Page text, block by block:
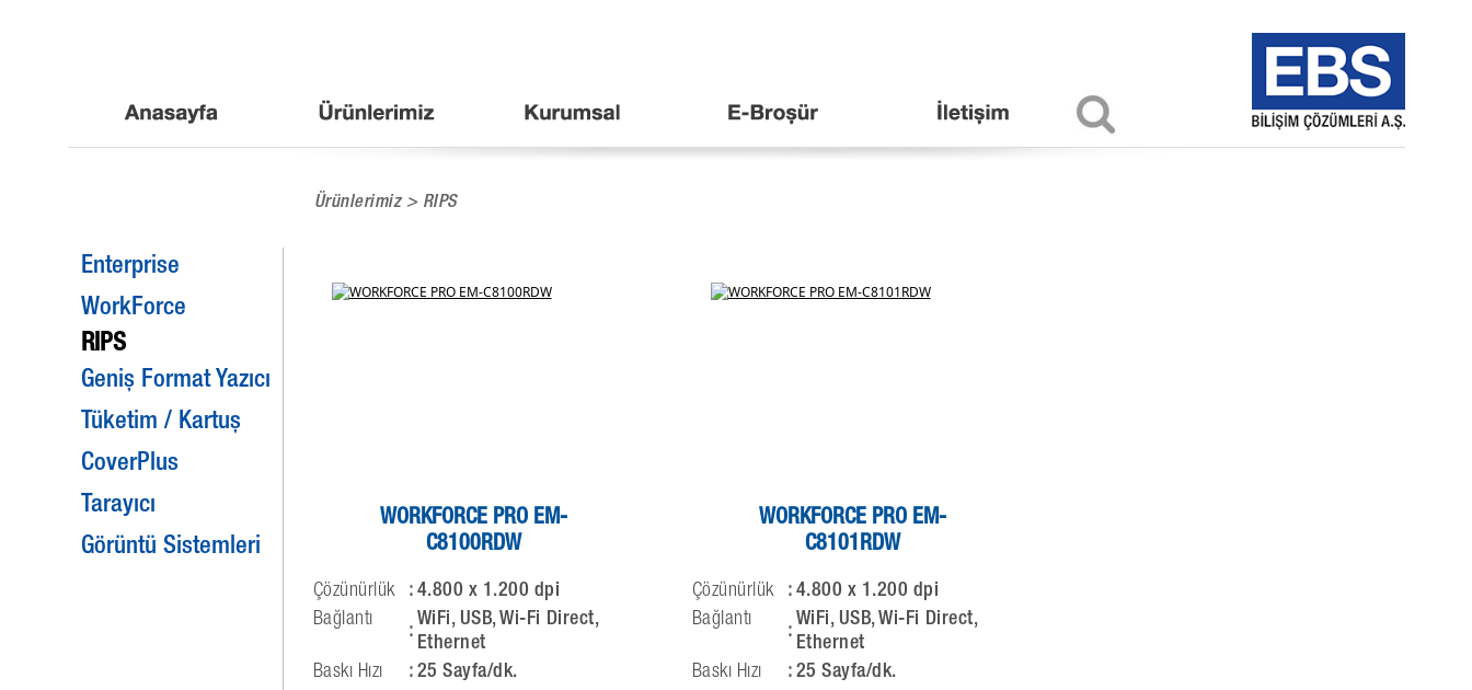
Ürünlerimiz > RIPS
Enterprise
WorkForce
RIPS
Geniş Format Yazıcı
Tüketim / Kartuş
CoverPlus
Tarayıcı
Görüntü Sistemleri
WORKFORCE PRO EM-
C8100RDW
Çözünürlük : 4.800 x 1.200 dpi
Bağlantı
:
WiFi, USB, Wi-Fi Direct,
Ethernet
Baskı Hızı
: 25 Sayfa/dk.
WORKFORCE PRO EM-
C8101RDW
Çözünürlük : 4.800 x 1.200 dpi
Bağlantı
:
WiFi, USB, Wi-Fi Direct,
Ethernet
Baskı Hızı
: 25 Sayfa/dk.